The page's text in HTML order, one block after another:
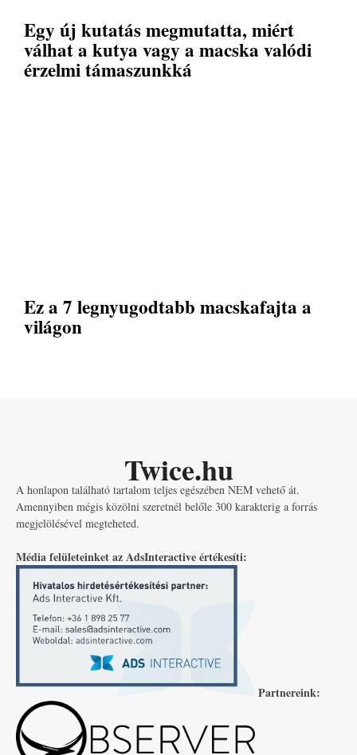
Egy új kutatás megmutatta, miért
válhat a kutya vagy a macska valódi
érzelmi támaszunkká
Ez a 7 legnyugodtabb macskafajta a
világon
Twice.hu
A honlapon található tartalom teljes egészében NEM vehető át.
Amennyiben mégis közölni szeretnél belőle 300 karakterig a forrás
megjelölésével megteheted.
Média felületeinket az AdsInteractive értékesíti:
Partnereink: